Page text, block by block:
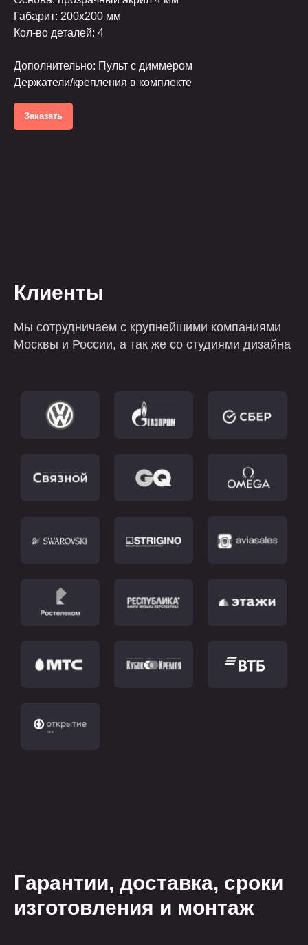
Габарит: 200х200 мм
Кол-во деталей: 4
Дополнительно: Пульт с диммером
Держатели/крепления в комплекте
Заказать
Клиенты
Мы сотрудничаем с крупнейшими компаниями
Москвы и России, а так же со студиями дизайна
Гарантии, доставка, сроки
изготовления и монтаж